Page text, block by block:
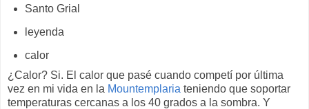
Santo Grial
leyenda
calor
¿Calor? Si. El calor que pasé cuando competí por última
vez en mi vida en la Mountemplaria teniendo que soportar
temperaturas cercanas a los 40 grados a la sombra. Y